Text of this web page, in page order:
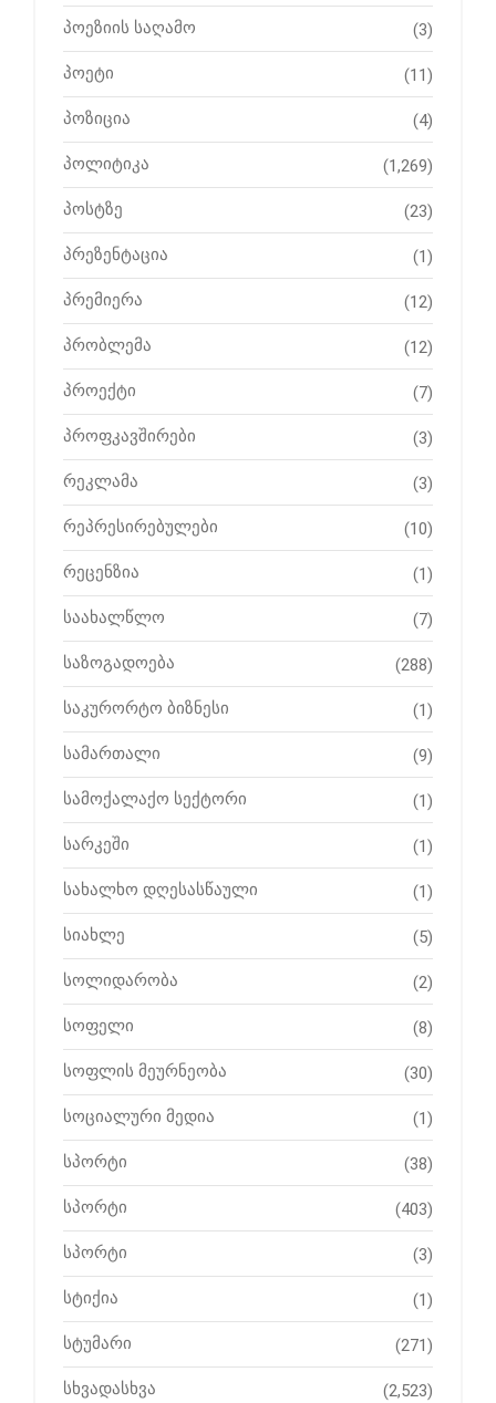
პოეზიის საღამო (3)
პოეტი (11)
პოზიცია (4)
პოლიტიკა (1,269)
პოსტზე (23)
პრეზენტაცია (1)
პრემიერა (12)
პრობლემა (12)
პროექტი (7)
პროფკავშირები (3)
რეკლამა (3)
რეპრესირებულები (10)
რეცენზია (1)
საახალწლო (7)
საზოგადოება (288)
საკურორტო ბიზნესი (1)
სამართალი (9)
სამოქალაქო სექტორი (1)
სარკეში (1)
სახალხო დღესასწაული (1)
სიახლე (5)
სოლიდარობა (2)
სოფელი (8)
სოფლის მეურნეობა (30)
სოციალური მედია (1)
სპორტი (38)
სპორტი (403)
სპორტი (3)
სტიქია (1)
სტუმარი (271)
სხვადასხვა (2,523)